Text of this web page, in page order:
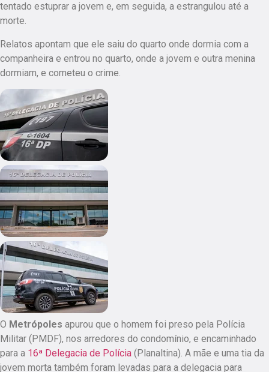
tentado estuprar a jovem e, em seguida, a estrangulou até a
morte.
Relatos apontam que ele saiu do quarto onde dormia com a
companheira e entrou no quarto, onde a jovem e outra menina
dormiam, e cometeu o crime.
O Metrópoles apurou que o homem foi preso pela Polícia
Militar (PMDF), nos arredores do condomínio, e encaminhado
para a 16ª Delegacia de Polícia (Planaltina). A mãe e uma tia da
jovem morta também foram levadas para a delegacia para